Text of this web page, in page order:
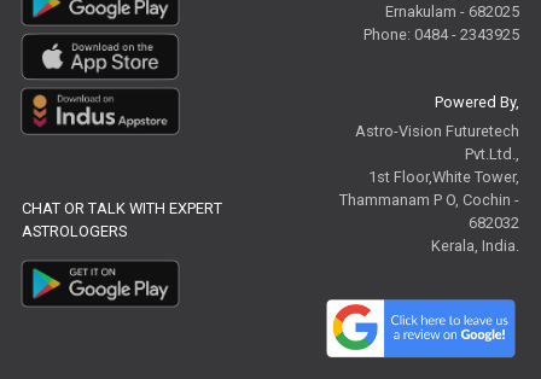
CHAT OR TALK WITH EXPERT
ASTROLOGERS
Ernakulam - 682025
Phone: 0484 - 2343925
Powered By,
Astro-Vision Futuretech
Pvt.Ltd.,
1st Floor,White Tower,
Thammanam P O, Cochin -
682032
Kerala, India.